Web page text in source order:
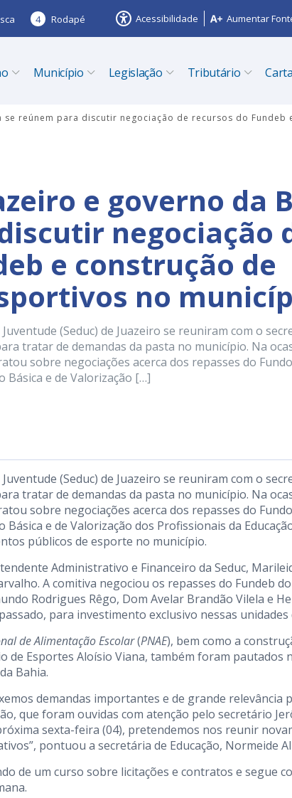
4 Rodapé Acessibilidade Aumentar
Município Legislação Tributário
se reúnem para discutir negociação de recursos do
e governo da
negociação
e construção de
no
(Seduc) de Juazeiro se reuniram com o
tratar de demandas da pasta no município. Na
sobre negociações acerca dos repasses do
Básica e de Valorização […]
(Seduc) de Juazeiro se reuniram com o
tratar de demandas da pasta no município. Na
sobre negociações acerca dos repasses do
e de Valorização dos Profissionais da
públicos de esporte no município.
Administrativo e Financeiro da Seduc,
A comitiva negociou os repasses do Fundeb
Rodrigues Rêgo, Dom Avelar Brandão Vilela e
para investimento exclusivo nessas unidades
de Alimentação Escolar(PNAE), bem como a
de Esportes Aloísio Viana, também foram pautados
Bahia.
demandas importantes e de grande relevância
que foram ouvidas com atenção pelo secretário
sexta-feira (04), pretendemos nos reunir
pontuou a secretária de Educação, Normeide
de um curso sobre licitações e contratos e segue